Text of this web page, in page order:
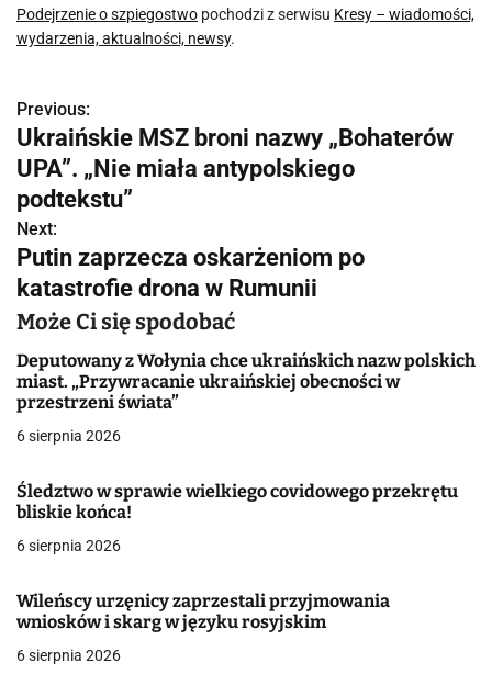
Podejrzenie o szpiegostwo pochodzi z serwisu Kresy – wiadomości,
wydarzenia, aktualności, newsy.
N
a
w
i
g
a
c
j
a
w
p
s
u
Previous:
Ukraińskie MSZ broni nazwy „Bohaterów
UPA”. „Nie miała antypolskiego
podtekstu”
Next:
Putin zaprzecza oskarżeniom po
katastrofie drona w Rumunii
Może Ci się spodobać
Deputowany z Wołynia chce ukraińskich nazw polskich
miast. „Przywracanie ukraińskiej obecności w
przestrzeni świata”
6 sierpnia 2026
Śledztwo w sprawie wielkiego covidowego przekrętu
bliskie końca!
6 sierpnia 2026
Wileńscy urzęnicy zaprzestali przyjmowania
wniosków i skarg w języku rosyjskim
6 sierpnia 2026